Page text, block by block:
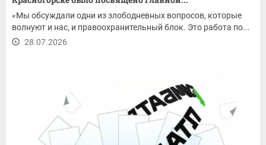
«Мы обсуждали одни из злободневных вопросов, которые
волнуют и нас, и правоохранительный блок. Это работа по...
28.07.2026